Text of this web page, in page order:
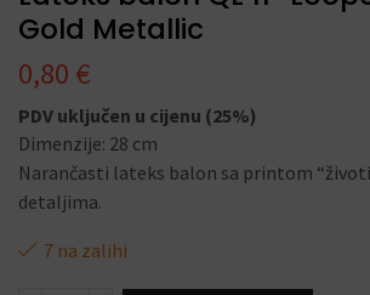
Gold Metallic
0,80 €
PDV uključen u cijenu (25%)
Dimenzije: 28 cm
Narančasti lateks balon sa printom
detaljima.
7 na zalihi